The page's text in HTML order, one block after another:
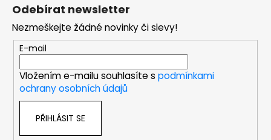
Odebírat newsletter
Nezmeškejte žádné novinky či slevy!
E-mail
Vložením e-mailu souhlasíte s podmínkami
ochrany osobních údajů
PŘIHLÁSIT SE